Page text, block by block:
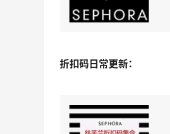
折扣码日常更新：